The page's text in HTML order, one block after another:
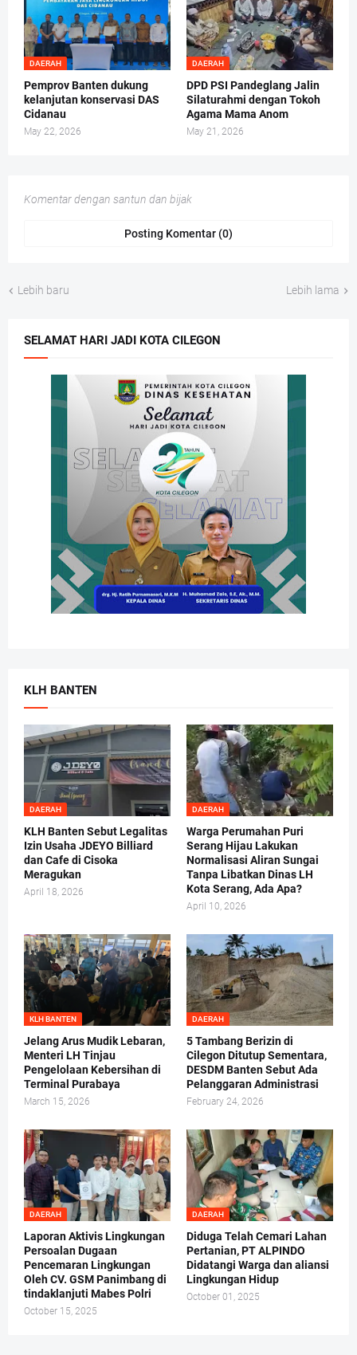
DAERAH
Pemprov Banten dukung
kelanjutan konservasi DAS
Cidanau
May 22, 2026
DAERAH
DPD PSI Pandeglang Jalin
Silaturahmi dengan Tokoh
Agama Mama Anom
May 21, 2026
Komentar dengan santun dan bijak
Posting Komentar (0)
Lebih baru Lebih lama
SELAMAT HARI JADI KOTA CILEGON
KLH BANTEN
DAERAH
KLH Banten Sebut Legalitas
Izin Usaha JDEYO Billiard
dan Cafe di Cisoka
Meragukan
April 18, 2026
DAERAH
Warga Perumahan Puri
Serang Hijau Lakukan
Normalisasi Aliran Sungai
Tanpa Libatkan Dinas LH
Kota Serang, Ada Apa?
April 10, 2026
KLH BANTEN
Jelang Arus Mudik Lebaran,
Menteri LH Tinjau
Pengelolaan Kebersihan di
Terminal Purabaya
March 15, 2026
DAERAH
5 Tambang Berizin di
Cilegon Ditutup Sementara,
DESDM Banten Sebut Ada
Pelanggaran Administrasi
February 24, 2026
DAERAH
Laporan Aktivis Lingkungan
Persoalan Dugaan
Pencemaran Lingkungan
Oleh CV. GSM Panimbang di
tindaklanjuti Mabes Polri
October 15, 2025
DAERAH
Diduga Telah Cemari Lahan
Pertanian, PT ALPINDO
Didatangi Warga dan aliansi
Lingkungan Hidup
October 01, 2025